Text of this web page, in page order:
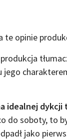
te opinie
jego
idealnej
do soboty, to
jako